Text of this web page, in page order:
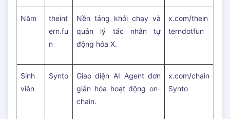
Năm
theint
ern.fu
n
Nền tảng khởi chạy và
quản lý tác nhân tự
động hóa X.
x.com/thein
terndotfun
Sinh
viên
Synto
Giao diện AI Agent đơn
giản hóa hoạt động on-
chain.
x.com/chain
Synto